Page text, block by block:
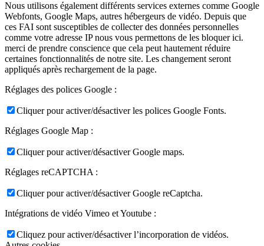
Nous utilisons également différents services externes comme Google
Webfonts, Google Maps, autres hébergeurs de vidéo. Depuis que
ces FAI sont susceptibles de collecter des données personnelles
comme votre adresse IP nous vous permettons de les bloquer ici.
merci de prendre conscience que cela peut hautement réduire
certaines fonctionnalités de notre site. Les changement seront
appliqués après rechargement de la page.
Réglages des polices Google :
Cliquer pour activer/désactiver les polices Google Fonts.
Réglages Google Map :
Cliquer pour activer/désactiver Google maps.
Réglages reCAPTCHA :
Cliquer pour activer/désactiver Google reCaptcha.
Intégrations de vidéo Vimeo et Youtube :
Cliquez pour activer/désactiver l’incorporation de vidéos.